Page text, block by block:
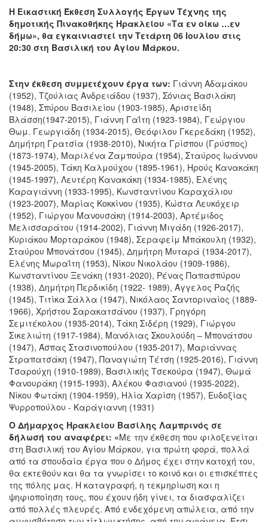
Η Εικαστική Έκθεση Συλλογής Έργων Τέχνης της
δημοτικής Πινακοθήκης Ηρακλείου «Τα εν οίκω …εν
δήμω», θα εγκαινιαστεί την Τετάρτη 06 Ιουλίου στις
20:30 στη Βασιλική του Αγίου Μάρκου.
Στην έκθεση συμμετέχουν έργα των: Γιάννη Αδαμάκου
(1952), Τζούλιας Ανδρειάδου (1937), Σόνιας Βασιλάκη
(1948), Σπύρου Βασιλείου (1903-1985), Αριστείδη
Βλάσση(1947-2015), Γιάννη Γαΐτη (1923-1984), Γεώργιου
Θωμ. Γεωργιάδη (1934-2015), Θεόφιλου Γκερεδάκη (1952),
Δημήτρη Γρατσία (1938-2010), Νικήτα Γρίσπου (Γρύσπος)
(1873-1974), Μαριλένα Ζαμπούρα (1954), Σταύρος Ιωάννου
(1945-2005), Τάκη Καλμούχου (1895-1961), Ηρούς Κανακάκη
(1945-1997), Λευτέρη Κανακάκη (1934-1985), Ελένης
Καραγιάννη (1933-1995), Κωνσταντίνου Καραχάλιου
(1923-2007), Μαρίας Κοκκίνου (1935), Κώστα Λευκόχειρ
(1952), Γιώργου Μανουσάκη (1914-2003), Αρτέμιδος
Μελισσαράτου (1914-2002), Γιάννη Μιγάδη (1926-2017),
Κυριάκου Μορταράκου (1948), Σεραφείμ Μπάκουλη (1932),
Σταύρου Μπονάτσου (1945), Δημήτρη Μυταρά (1934-2017),
Ελένης Μωραΐτη (1953), Νίκου Νικολάου (1909-1986),
Κωνσταντίνου Ξενάκη (1931-2020), Ρένας Παπασπύρου
(1938), Δημήτρη Περδικίδη (1922- 1989), Άγγελος Ραζής
(1945), Τιτίκα Σάλλα (1947), Νικόλαος Σαντοριναίος (1889-
1966), Χρήστου Σαρακατσάνου (1937), Γρηγόρη
Σεμιτέκολου (1935-2014), Τάκη Σιδέρη (1929), Γιώργου
Σικελιώτη (1917-1984), Μανόλιας Σκουλούδη – Μπονάτσου
(1947), Άσπας Στασινοπούλου (1935-2017), Μαριάννας
Στραπατσάκη (1947), Παναγιώτη Τέτση (1925-2016), Γιάννη
Τσαρούχη (1910-1989), Βασιλικής Τσεκούρα (1947), Θωμά
Φανουράκη (1915-1993), Αλέκου Φασιανού (1935-2022),
Νίκου Φωτάκη (1904-1959), Ηλία Χαρίση (1957), Ευδοξίας
Ψυρροπούλου - Καράγιαννη (1931)
Ο Δήμαρχος Ηρακλείου Βασίλης Λαμπρινός σε
δήλωσή του αναφέρει: «Με την έκθεση που φιλοξενείται
στη Βασιλική του Αγίου Μάρκου, για πρώτη φορά, πολλά
από τα σπουδαία έργα που ο Δήμος έχει στην κατοχή του,
θα εκτεθούν και θα τα γνωρίσει το κοινό και οι επισκέπτες
της πόλης μας. Η καταγραφή, η τεκμηρίωση και η
ψηφιοποίηση τους, που έχουν ήδη γίνει, τα διασφαλίζει
από πολλές πλευρές. Από ενδεχόμενη απώλεια, από την